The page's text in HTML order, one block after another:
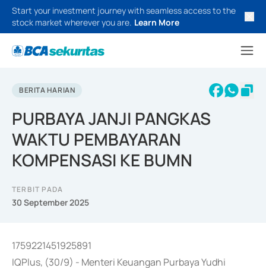
Start your investment journey with seamless access to the
stock market wherever you are. Learn More
BERITA HARIAN
PURBAYA JANJI PANGKAS
WAKTU PEMBAYARAN
KOMPENSASI KE BUMN
TERBIT PADA
30 September 2025
1759221451925891
IQPlus, (30/9) - Menteri Keuangan Purbaya Yudhi